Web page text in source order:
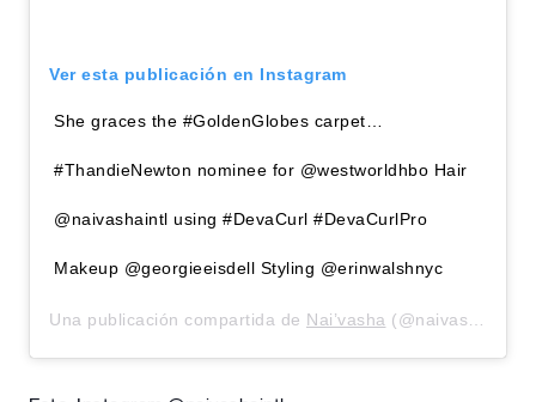
Ver esta publicación en Instagram
She graces the #GoldenGlobes carpet…
#ThandieNewton nominee for @westworldhbo Hair
@naivashaintl using #DevaCurl #DevaCurlPro
Makeup @georgieeisdell Styling @erinwalshnyc
Una publicación compartida de Nai’vasha (@naivashaintl) el